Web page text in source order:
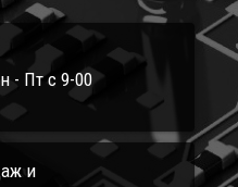
- Пт с 9-00
и